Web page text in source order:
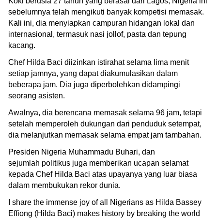
sebelumnya telah mengikuti banyak kompetisi memasak.
Kali ini, dia menyiapkan campuran hidangan lokal dan
internasional, termasuk nasi jollof, pasta dan tepung
kacang.
Chef Hilda Baci diizinkan istirahat selama lima menit
setiap jamnya, yang dapat diakumulasikan dalam
beberapa jam. Dia juga diperbolehkan didampingi
seorang asisten.
Awalnya, dia berencana memasak selama 96 jam, tetapi
setelah memperoleh dukungan dari penduduk setempat,
dia melanjutkan memasak selama empat jam tambahan.
Presiden Nigeria Muhammadu Buhari, dan
sejumlah politikus juga memberikan ucapan selamat
kepada Chef Hilda Baci atas upayanya yang luar biasa
dalam membukukan rekor dunia.
I share the immense joy of all Nigerians as Hilda Bassey
Effiong (Hilda Baci) makes history by breaking the world